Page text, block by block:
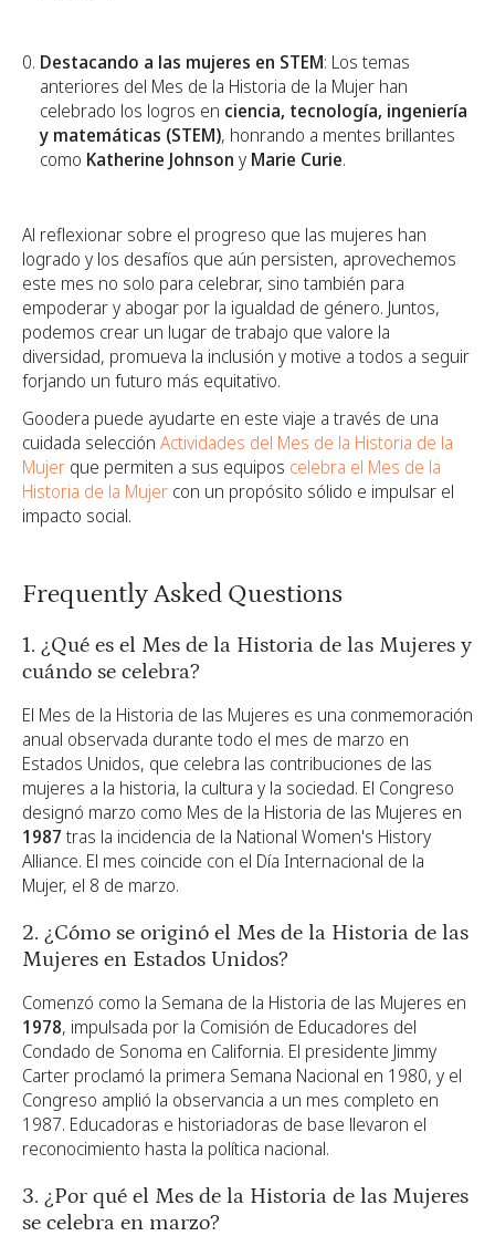
Destacando a las mujeres en STEM: Los temas
anteriores del Mes de la Historia de la Mujer han
celebrado los logros en ciencia, tecnología, ingeniería
y matemáticas (STEM), honrando a mentes brillantes
como Katherine Johnson y Marie Curie.
Al reflexionar sobre el progreso que las mujeres han
logrado y los desafíos que aún persisten, aprovechemos
este mes no solo para celebrar, sino también para
empoderar y abogar por la igualdad de género. Juntos,
podemos crear un lugar de trabajo que valore la
diversidad, promueva la inclusión y motive a todos a seguir
forjando un futuro más equitativo.
Goodera puede ayudarte en este viaje a través de una
cuidada selección Actividades del Mes de la Historia de la
Mujer que permiten a sus equipos celebra el Mes de la
Historia de la Mujer con un propósito sólido e impulsar el
impacto social.
Frequently Asked Questions
1. ¿Qué es el Mes de la Historia de las Mujeres y
cuándo se celebra?
El Mes de la Historia de las Mujeres es una conmemoración
anual observada durante todo el mes de marzo en
Estados Unidos, que celebra las contribuciones de las
mujeres a la historia, la cultura y la sociedad. El Congreso
designó marzo como Mes de la Historia de las Mujeres en
1987 tras la incidencia de la National Women's History
Alliance. El mes coincide con el Día Internacional de la
Mujer, el 8 de marzo.
2. ¿Cómo se originó el Mes de la Historia de las
Mujeres en Estados Unidos?
Comenzó como la Semana de la Historia de las Mujeres en
1978, impulsada por la Comisión de Educadores del
Condado de Sonoma en California. El presidente Jimmy
Carter proclamó la primera Semana Nacional en 1980, y el
Congreso amplió la observancia a un mes completo en
1987. Educadoras e historiadoras de base llevaron el
reconocimiento hasta la política nacional.
3. ¿Por qué el Mes de la Historia de las Mujeres
se celebra en marzo?